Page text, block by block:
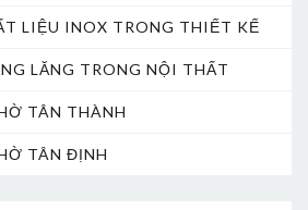
LIỆU INOX TRONG THIẾT KẾ
LĂNG TRONG NỘI THẤT
TÂN THÀNH
TÂN ĐỊNH